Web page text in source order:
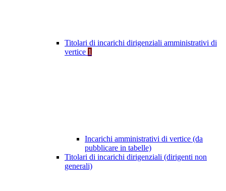
Titolari di incarichi dirigenziali amministrativi di
vertice 1
Incarichi amministrativi di vertice (da
pubblicare in tabelle)
Titolari di incarichi dirigenziali (dirigenti non
generali)